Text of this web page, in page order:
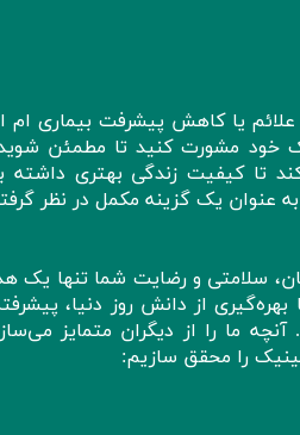
علائم یا کاهش پیشرفت بیماری
خود مشورت کنید تا مطمئن
تا کیفیت زندگی بهتری داشته
عنوان یک گزینه مکمل در نظر
سلامتی و رضایت شما تنها یک
بهره‌گیری از دانش روز دنیا،
ما را از دیگران متمایز
را محقق سازیم: